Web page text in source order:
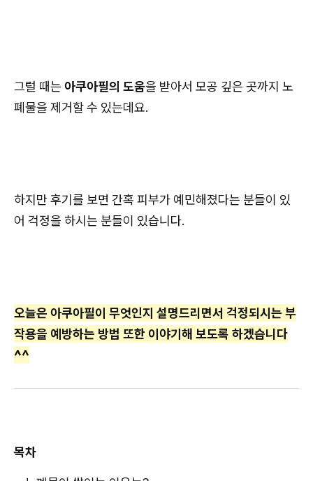
그럴 때는 아쿠아필의 도움을 받아서 모공 깊은 곳까지 노
폐물을 제거할 수 있는데요.
하지만 후기를 보면 간혹 피부가 예민해졌다는 분들이 있
어 걱정을 하시는 분들이 있습니다.
오늘은 아쿠아필이 무엇인지 설명드리면서 걱정되시는 부
작용을 예방하는 방법 또한 이야기해 보도록 하겠습니다
^^
목차